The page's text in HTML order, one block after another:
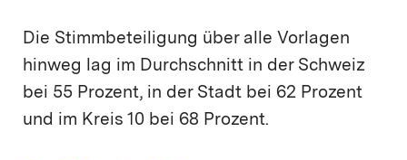
Die Stimmbeteiligung über alle Vorlagen
hinweg lag im Durchschnitt in der Schweiz
bei 55 Prozent, in der Stadt bei 62 Prozent
und im Kreis 10 bei 68 Prozent.